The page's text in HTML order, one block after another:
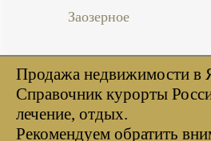
Заозерное
Продажа недвижимости в
Справочник курорты
лечение, отдых.
Рекомендуем обратить